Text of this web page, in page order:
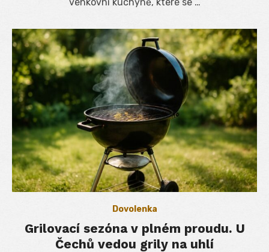
Dovolenka
Grilovací sezóna v plném proudu. U
Čechů vedou grily na uhlí